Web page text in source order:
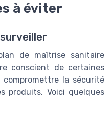
à éviter
de maîtrise sanitaire
conscient de certaines
compromettre la sécurité
produits. Voici quelques